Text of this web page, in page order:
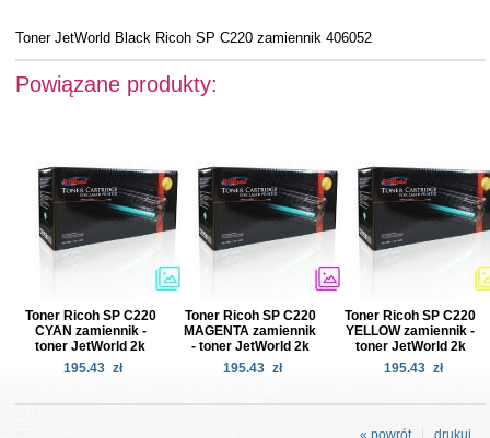
Toner JetWorld Black Ricoh SP C220 zamiennik 406052
Powiązane produkty:
Toner Ricoh SP C220
CYAN zamiennik -
toner JetWorld 2k
195.43 zł
Toner Ricoh SP C220
MAGENTA zamiennik
- toner JetWorld 2k
195.43 zł
Toner Ricoh SP C220
YELLOW zamiennik -
toner JetWorld 2k
195.43 zł
drukuj
« powrót